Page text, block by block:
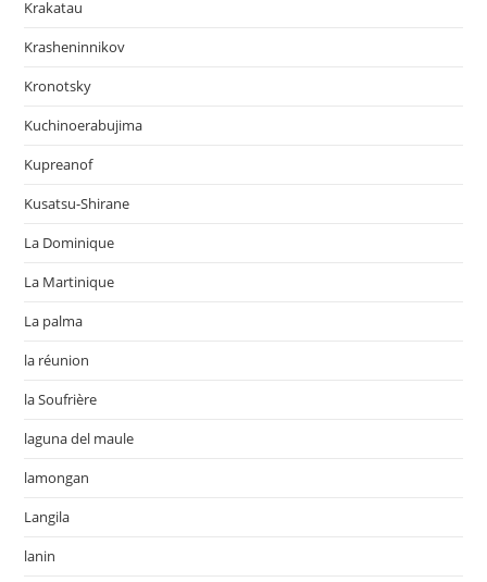
Krakatau
Krasheninnikov
Kronotsky
Kuchinoerabujima
Kupreanof
Kusatsu-Shirane
La Dominique
La Martinique
La palma
la réunion
la Soufrière
laguna del maule
lamongan
Langila
lanin